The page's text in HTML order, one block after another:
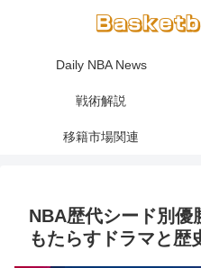
Daily NBA News
戦術解説
移籍市場関連
NBA歴代シード別優
もたらすドラマと歴